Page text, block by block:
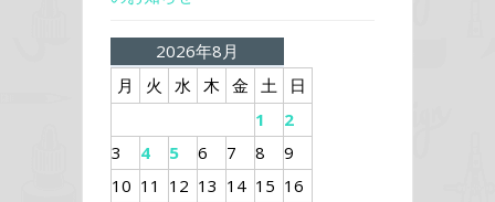
2026年8月
月
火 水 木 金 土
日
1
2
3
4 5 6 7 8
9
10 11 12 13 14 15 16